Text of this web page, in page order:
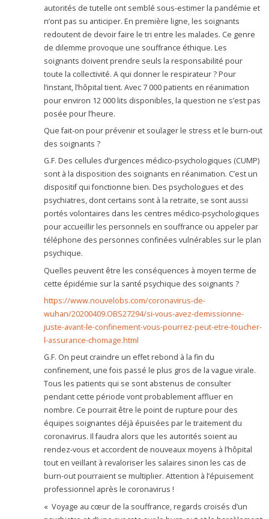
autorités de tutelle ont semblé sous-estimer la pandémie et
n’ont pas su anticiper. En première ligne, les soignants
redoutent de devoir faire le tri entre les malades. Ce genre
de dilemme provoque une souffrance éthique. Les
soignants doivent prendre seuls la responsabilité pour
toute la collectivité. A qui donner le respirateur ? Pour
l’instant, l’hôpital tient. Avec 7 000 patients en réanimation
pour environ 12 000 lits disponibles, la question ne s’est pas
posée pour l’heure.
Que fait-on pour prévenir et soulager le stress et le burn-out
des soignants ?
G.F. Des cellules d’urgences médico-psychologiques (CUMP)
sont à la disposition des soignants en réanimation. C’est un
dispositif qui fonctionne bien. Des psychologues et des
psychiatres, dont certains sont à la retraite, se sont aussi
portés volontaires dans les centres médico-psychologiques
pour accueillir les personnels en souffrance ou appeler par
téléphone des personnes confinées vulnérables sur le plan
psychique.
Quelles peuvent être les conséquences à moyen terme de
cette épidémie sur la santé psychique des soignants ?
https://www.nouvelobs.com/coronavirus-de-
wuhan/20200409.OBS27294/si-vous-avez-demissionne-
juste-avant-le-confinement-vous-pourrez-peut-etre-toucher-
l-assurance-chomage.html
G.F. On peut craindre un effet rebond à la fin du
confinement, une fois passé le plus gros de la vague virale.
Tous les patients qui se sont abstenus de consulter
pendant cette période vont probablement affluer en
nombre. Ce pourrait être le point de rupture pour des
équipes soignantes déjà épuisées par le traitement du
coronavirus. Il faudra alors que les autorités soient au
rendez-vous et accordent de nouveaux moyens à l’hôpital
tout en veillant à revaloriser les salaires sinon les cas de
burn-out pourraient se multiplier. Attention à l’épuisement
professionnel après le coronavirus !
« Voyage au cœur de la souffrance, regards croisés d’un